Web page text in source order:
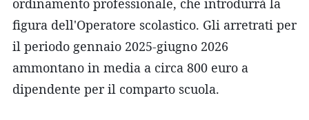
ordinamento professionale, che introdurrà la
figura dell'Operatore scolastico. Gli arretrati per
il periodo gennaio 2025-giugno 2026
ammontano in media a circa 800 euro a
dipendente per il comparto scuola.